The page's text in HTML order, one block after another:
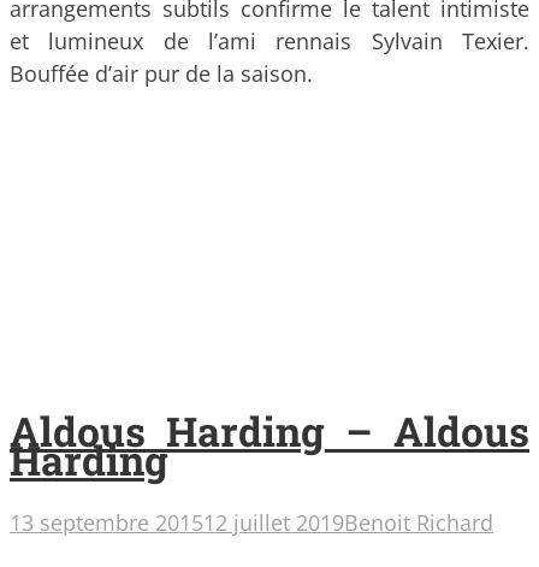
arrangements subtils confirme le talent intimiste
et lumineux de l’ami rennais Sylvain Texier.
Bouffée d’air pur de la saison.
Aldous Harding – Aldous
Harding
13 septembre 201512 juillet 2019Benoit Richard